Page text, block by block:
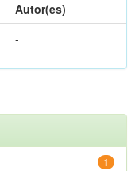
Autor(es)
-
1